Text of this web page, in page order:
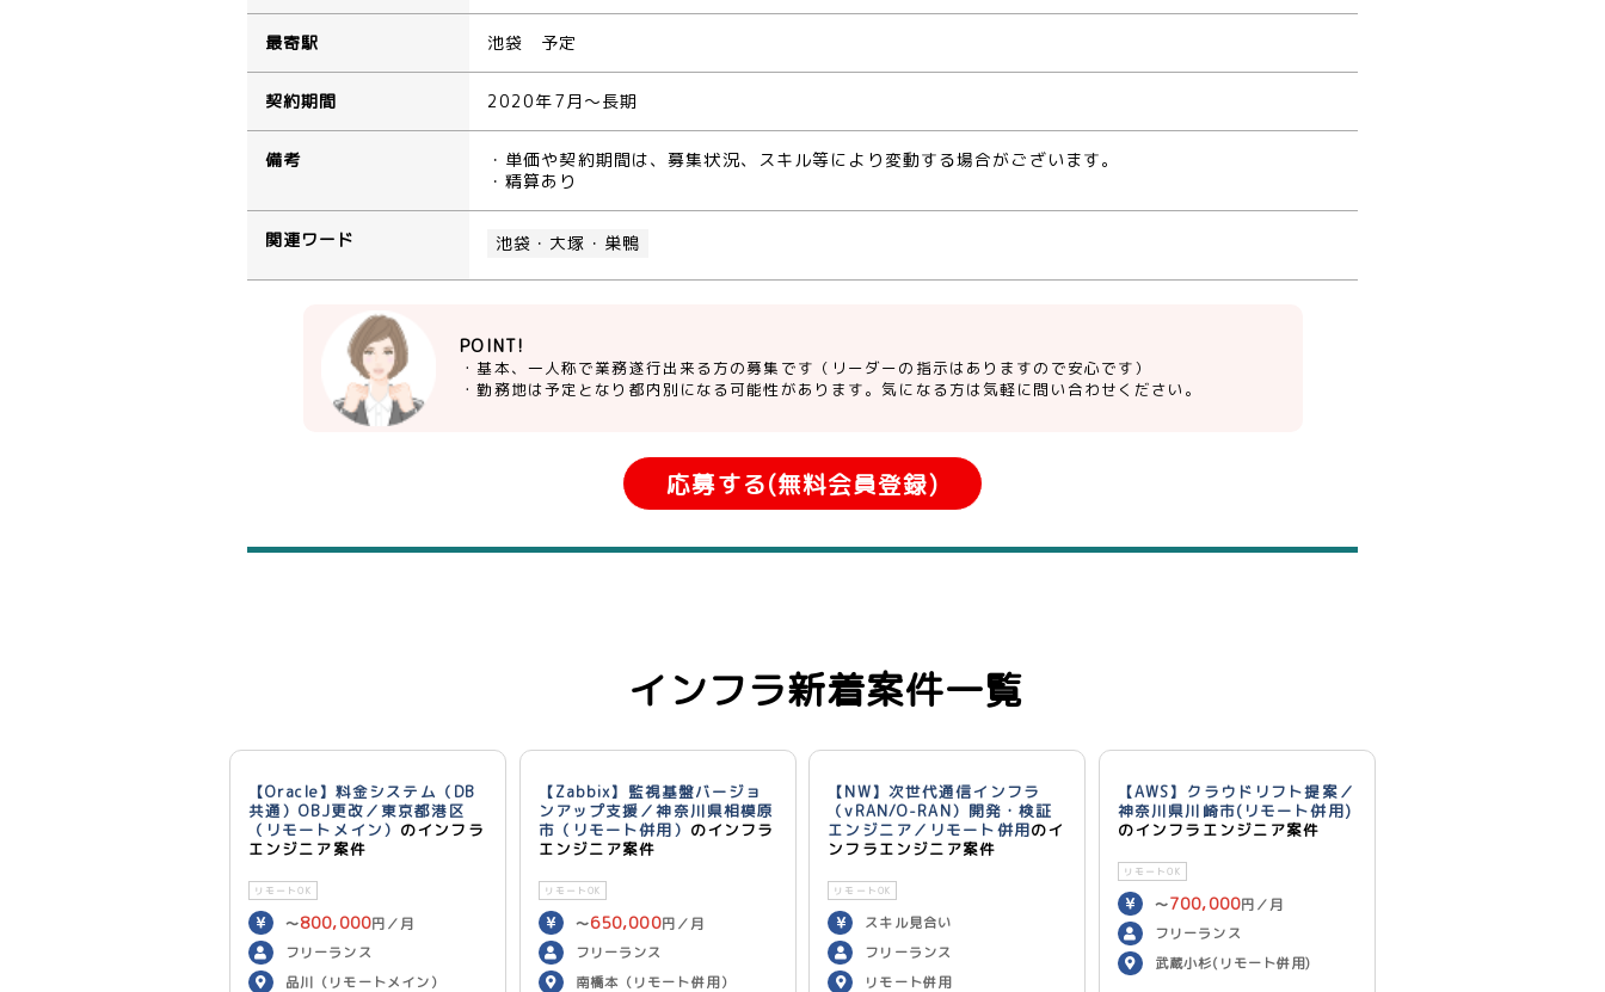
最寄駅 池袋 予定
契約期間 2020年7月～長期
備考
・単価や契約期間は、募集状況、スキル等により変動する場合がございます。
・精算あり
関連ワード 池袋・大塚・巣鴨
POINT!
・基本、一人称で業務遂行出来る方の募集です（リーダーの指示はありますので安心です）
・勤務地は予定となり都内別になる可能性があります。気になる方は気軽に問い合わせください。
応募する(無料会員登録)
インフラ新着案件一覧
【Oracle】料金システム（DB
共通）OBJ更改／東京都港区
（リモートメイン） のインフラ
エンジニア案件
リモートOK
〜800,000円／月
フリーランス
品川（リモートメイン）
【Zabbix】監視基盤バージョ
ンアップ支援／神奈川県相模原
市（リモート併用） のインフラ
エンジニア案件
リモートOK
〜650,000円／月
フリーランス
南橋本（リモート併用）
【NW】次世代通信インフラ
（vRAN/O-RAN）開発・検証
エンジニア／リモート併用のイ
ンフラエンジニア案件
リモートOK
スキル見合い
フリーランス
リモート併用
【AWS】クラウドリフト提案／
神奈川県川崎市(リモート併用)
のインフラエンジニア案件
リモートOK
〜700,000円／月
フリーランス
武蔵小杉(リモート併用)